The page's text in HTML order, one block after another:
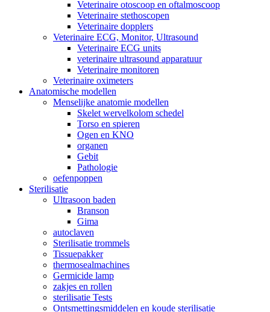
Veterinaire otoscoop en oftalmoscoop
Veterinaire stethoscopen
Veterinaire dopplers
Veterinaire ECG, Monitor, Ultrasound
Veterinaire ECG units
veterinaire ultrasound apparatuur
Veterinaire monitoren
Veterinaire oximeters
Anatomische modellen
Menselijke anatomie modellen
Skelet wervelkolom schedel
Torso en spieren
Ogen en KNO
organen
Gebit
Pathologie
oefenpoppen
Sterilisatie
Ultrasoon baden
Branson
Gima
autoclaven
Sterilisatie trommels
Tissuepakker
thermosealmachines
Germicide lamp
zakjes en rollen
sterilisatie Tests
Ontsmettingsmiddelen en koude sterilisatie